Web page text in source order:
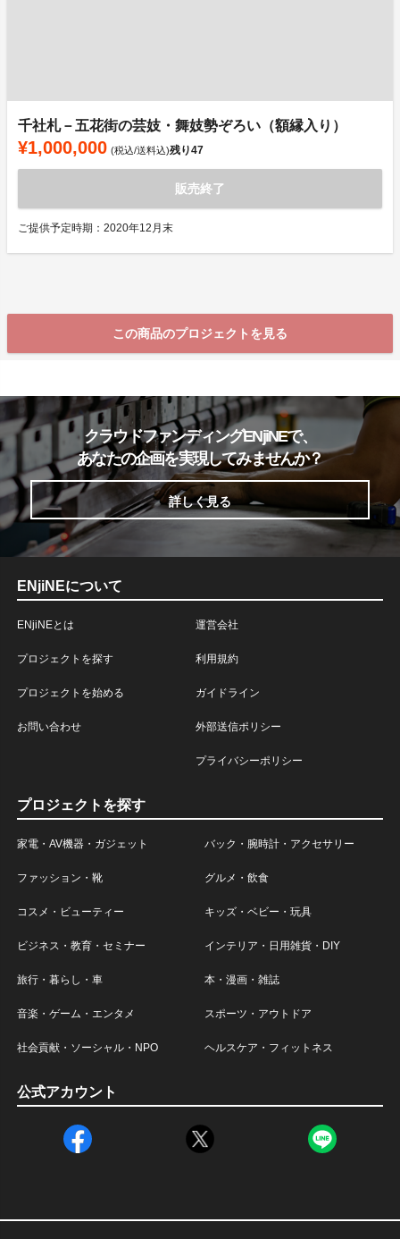
千社札－五花街の芸妓・舞妓勢ぞろい（額縁入り）
¥1,000,000 (税込/送料込)残り47
販売終了
ご提供予定時期：2020年12月末
この商品のプロジェクトを見る
クラウドファンディングENjiNEで、
あなたの企画を実現してみませんか？
詳しく見る
ENjiNEについて
ENjiNEとは
プロジェクトを探す
プロジェクトを始める
お問い合わせ
運営会社
利用規約
ガイドライン
外部送信ポリシー
プライバシーポリシー
プロジェクトを探す
家電・AV機器・ガジェット バック・腕時計・アクセサリー
ファッション・靴 グルメ・飲食
コスメ・ビューティー キッズ・ベビー・玩具
ビジネス・教育・セミナー インテリア・日用雑貨・DIY
旅行・暮らし・車 本・漫画・雑誌
音楽・ゲーム・エンタメ スポーツ・アウトドア
社会貢献・ソーシャル・NPO ヘルスケア・フィットネス
公式アカウント